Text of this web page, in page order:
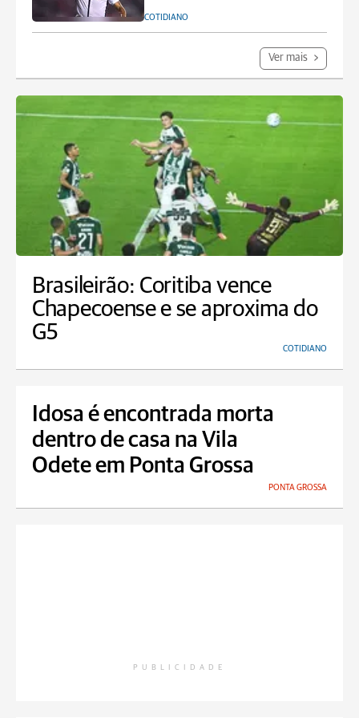
COTIDIANO
Ver mais
Brasileirão: Coritiba vence
Chapecoense e se aproxima do
G5
COTIDIANO
Idosa é encontrada morta
dentro de casa na Vila
Odete em Ponta Grossa
PONTA GROSSA
PUBLICIDADE